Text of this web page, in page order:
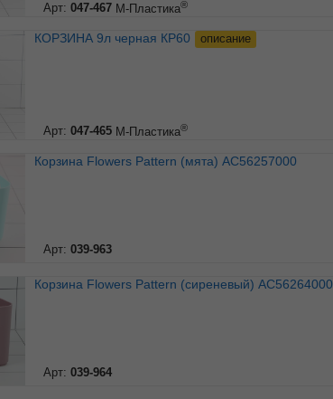
Арт: 047-467 М-Пластика®
КОРЗИНА 9л черная КР60 описание
Арт: 047-465 М-Пластика®
Корзина Flowers Pattern (мята) АС56257000
Арт: 039-963
Корзина Flowers Pattern (сиреневый) АС56264000
Арт: 039-964